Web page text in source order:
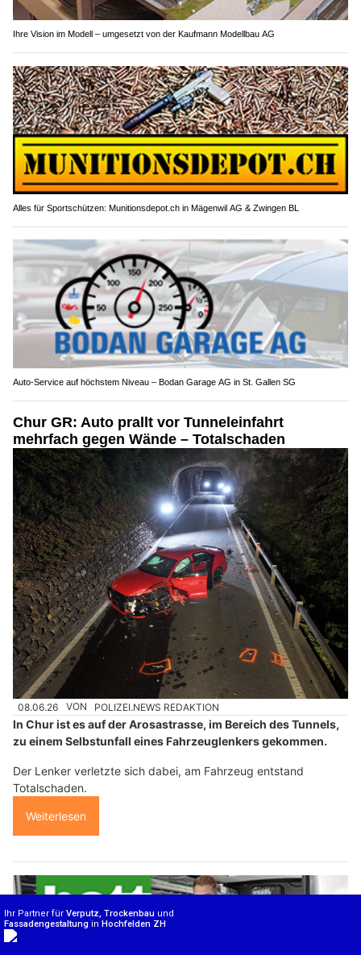
Ihre Vision im Modell – umgesetzt von der Kaufmann Modellbau AG
Alles für Sportschützen: Munitionsdepot.ch in Mägenwil AG & Zwingen BL
Auto-Service auf höchstem Niveau – Bodan Garage AG in St. Gallen SG
Chur GR: Auto prallt vor Tunneleinfahrt
mehrfach gegen Wände – Totalschaden
08.06.26 VON POLIZEI.NEWS REDAKTION
In Chur ist es auf der Arosastrasse, im Bereich des Tunnels,
zu einem Selbstunfall eines Fahrzeuglenkers gekommen.
Der Lenker verletzte sich dabei, am Fahrzeug entstand
Totalschaden.
Weiterlesen